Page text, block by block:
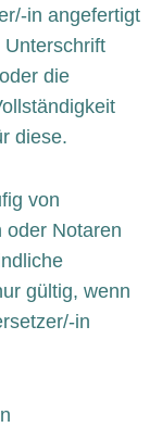
in angefertigt
die
diese.
von
oder Notaren
gültig, wenn
in